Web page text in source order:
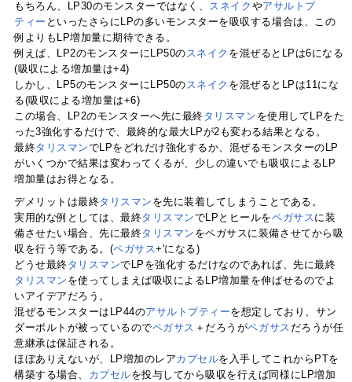
もちろん、LP30のモンスターではなく、 スネイク やアサルトプ
ティー といったさらにLPの多いモンスターを吸収する場合は、この
例よりもLP増加量に期待できる。
例えば、LP2のモンスターにLP50のスネイク を混ぜるとLPは6になる
(吸収による増加量は+4)
しかし、LP5のモンスターにLP50のスネイク を混ぜるとLPは11にな
る(吸収による増加量は+6)
この場合、LP2のモンスターへ先に最終タリスマン を使用してLPをた
った3強化するだけで、最終的な最大LPが2も変わる結果となる。
最終タリスマンでLPをどれだけ強化するか、混ぜるモンスターのLP
がいくつかで結果は変わってくるが、少しの違いでも吸収によるLP
増加量はお得となる。
デメリットは最終タリスマン を先に装着してしまうことである。
実用的な例としては、最終タリスマンでLPとヒールをペガサスに装
備させたい場合、先に最終タリスマン をペガサスに装備させてから吸
収を行う等である。(ペガサス+'になる)
どうせ最終タリスマンでLPを強化するだけなのであれば、先に最終
タリスマン を使ってしまえば吸収によるLP増加量を伸ばせるのでよ
いアイデアだろう。
混ぜるモンスターはLP44のアサルトプティーを想定しており、サン
ダーボルトが被っているのでペガサス ＋だろうがペガサス だろうが任
意継承は保証される。
ほぼありえないが、LP増加のレアカプセルを入手してこれからPTを
構築する場合、 カプセルを投与してから吸収を行えば同様にLP増加